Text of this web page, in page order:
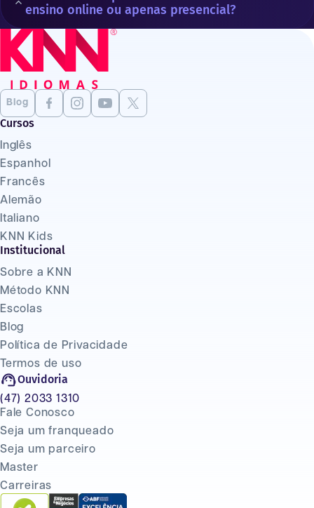
ensino online ou apenas presencial?
Blog
Cursos
Inglês
Espanhol
Francês
Alemão
Italiano
KNN Kids
Institucional
Sobre a KNN
Método KNN
Escolas
Blog
Política de Privacidade
Termos de uso
Ouvidoria
(47) 2033 1310
Fale Conosco
Seja um franqueado
Seja um parceiro
Master
Carreiras